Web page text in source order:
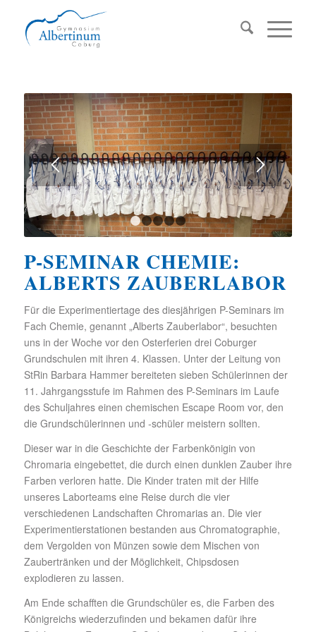
1 2 3 4 5
P-SEMINAR CHEMIE:
ALBERTS ZAUBERLABOR
Für die Experimentiertage des diesjährigen P-Seminars im
Fach Chemie, genannt „Alberts Zauberlabor“, besuchten
uns in der Woche vor den Osterferien drei Coburger
Grundschulen mit ihren 4. Klassen. Unter der Leitung von
StRin Barbara Hammer bereiteten sieben Schülerinnen der
11. Jahrgangsstufe im Rahmen des P-Seminars im Laufe
des Schuljahres einen chemischen Escape Room vor, den
die Grundschülerinnen und -schüler meistern sollten.
Dieser war in die Geschichte der Farbenkönigin von
Chromaria eingebettet, die durch einen dunklen Zauber ihre
Farben verloren hatte. Die Kinder traten mit der Hilfe
unseres Laborteams eine Reise durch die vier
verschiedenen Landschaften Chromarias an. Die vier
Experimentierstationen bestanden aus Chromatographie,
dem Vergolden von Münzen sowie dem Mischen von
Zaubertränken und der Möglichkeit, Chipsdosen
explodieren zu lassen.
Am Ende schafften die Grundschüler es, die Farben des
Königreichs wiederzufinden und bekamen dafür ihre